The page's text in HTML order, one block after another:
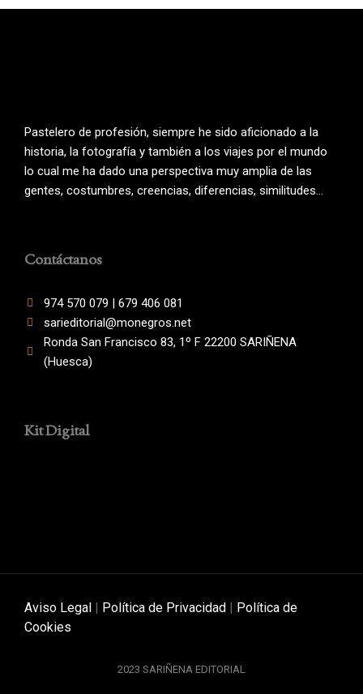
Pastelero de profesión, siempre he sido aficionado a la
historia, la fotografía y también a los viajes por el mundo
lo cual me ha dado una perspectiva muy amplia de las
gentes, costumbres, creencias, diferencias, similitudes…
Contáctanos
974 570 079 | 679 406 081
sarieditorial@monegros.net
Ronda San Francisco 83, 1º F 22200 SARIÑENA
(Huesca)
Kit Digital
2023 SARIÑENA EDITORIAL
Aviso Legal | Política de Privacidad | Política de
Cookies